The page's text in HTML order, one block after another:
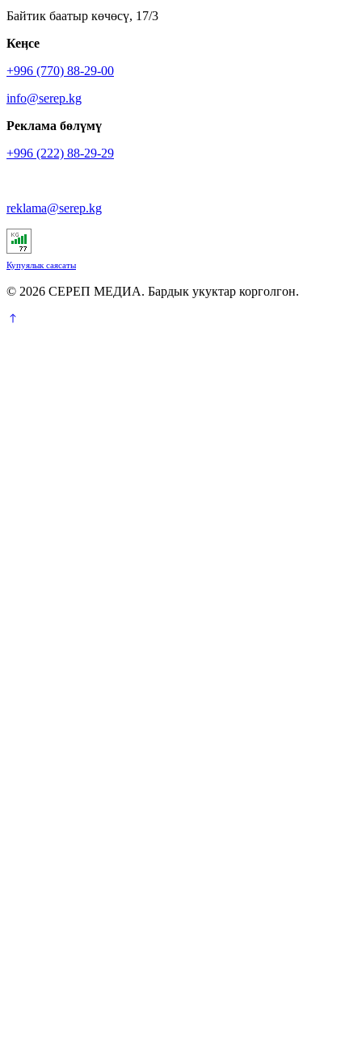
Байтик баатыр көчөсү, 17/3
Кеӊсе
+996 (770) 88-29-00
info@serep.kg
Реклама бөлүмү
+996 (222) 88-29-29
reklama@serep.kg
Купуялык саясаты
© 2026 СЕРЕП МЕДИА. Бардык укуктар корголгон.